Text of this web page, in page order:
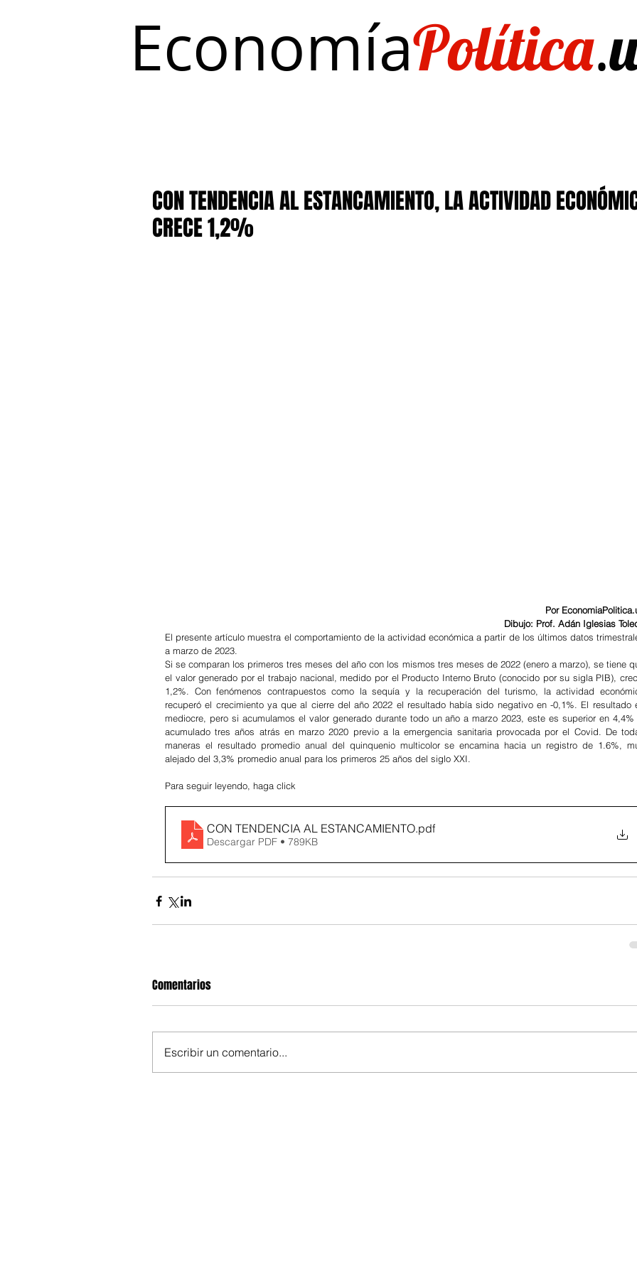
EconomíaPolítica.
CON TENDENCIA AL ESTANCAMIENTO, LA ACTIVIDAD
CRECE 1,2%
Por
Dibujo: Prof. Adán Iglesias
El presente artículo muestra el comportamiento de la actividad económica a partir de los últimos datos
a marzo de 2023.
Si se comparan los primeros tres meses del año con los mismos tres meses de 2022 (enero a marzo), se tiene
el valor generado por el trabajo nacional, medido por el Producto Interno Bruto (conocido por su sigla PIB),
1,2%. Con fenómenos contrapuestos como la sequía y la recuperación del turismo, la actividad
recuperó el crecimiento ya que al cierre del año 2022 el resultado había sido negativo en -0,1%. El resultado
mediocre, pero si acumulamos el valor generado durante todo un año a marzo 2023, este es superior en 4,4%
acumulado tres años atrás en marzo 2020 previo a la emergencia sanitaria provocada por el Covid. De
maneras el resultado promedio anual del quinquenio multicolor se encamina hacia un registro de 1.6%,
alejado del 3,3% promedio anual para los primeros 25 años del siglo XXI.
Para seguir leyendo, haga click
CON TENDENCIA AL ESTANCAMIENTO.pdf
Descargar PDF • 789KB
Comentarios
Escribir un comentario...